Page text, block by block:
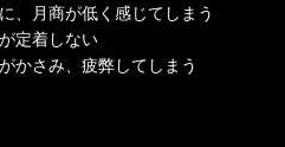
、月商が低く感じてしまう
定着しない
かさみ、疲弊してしまう